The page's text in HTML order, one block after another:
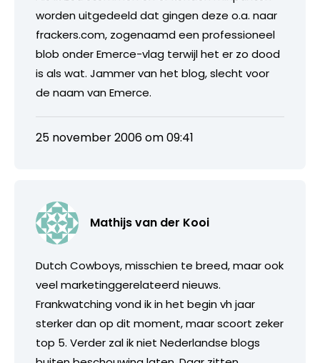
worden uitgedeeld dat gingen deze o.a. naar
frackers.com, zogenaamd een professioneel
blob onder Emerce-vlag terwijl het er zo dood
is als wat. Jammer van het blog, slecht voor
de naam van Emerce.
25 november 2006 om 09:41
Mathijs van der Kooi
Dutch Cowboys, misschien te breed, maar ook
veel marketinggerelateerd nieuws.
Frankwatching vond ik in het begin vh jaar
sterker dan op dit moment, maar scoort zeker
top 5. Verder zal ik niet Nederlandse blogs